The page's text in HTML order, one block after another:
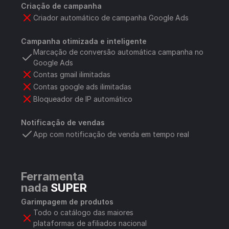
Criação de campanha
Criador automático de campanha Google Ads
Campanha otimizada e inteligente
Marcação de conversão automática campanha no
Google Ads
Contas gmail ilimitadas
Contas google ads ilimitadas
Bloqueador de IP automático
Notificação de vendas
App com notificação de venda em tempo real
Ferramenta
nada SUPER
Garimpagem de produtos
Todo o catálogo das maiores
plataformas de afiliados nacional